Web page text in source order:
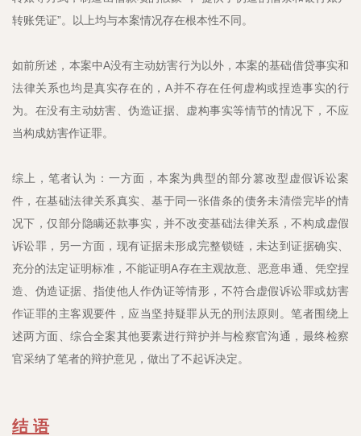
转账凭证”。以上均与本案情况存在根本性不同。
如前所述，本案中A没有主动妨害行为以外，本案的基础借贷事实和
法律关系也均是真实存在的，A并不存在任何虚构或捏造事实的行
为。在没有主动妨害、伪造证据、虚构事实等情节的情况下，不应
当构成妨害作证罪。
综上，笔者认为：一方面，本案为典型的部分篡改型虚假诉讼案
件，在基础法律关系真实、基于同一张借条的债务未清偿完毕的情
况下，仅部分隐瞒还款事实，并不改变基础法律关系，不构成虚假
诉讼罪，另一方面，现有证据未形成完整锁链，未达到证据确实、
充分的法定证明标准，不能证明A存在主观故意、恶意串通、凭空捏
造、伪造证据、指使他人作伪证等情形，不符合虚假诉讼罪或妨害
作证罪的主客观要件，应当坚持疑罪从无的刑法原则。笔者围绕上
述两方面、综合全案其他要素进行辩护并与检察官沟通，最终检察
官采纳了笔者的辩护意见，做出了不起诉决定。
结 语